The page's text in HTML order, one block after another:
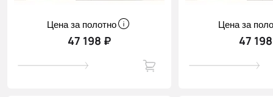
Цена за полотно
47 198 ₽
Цена за
47